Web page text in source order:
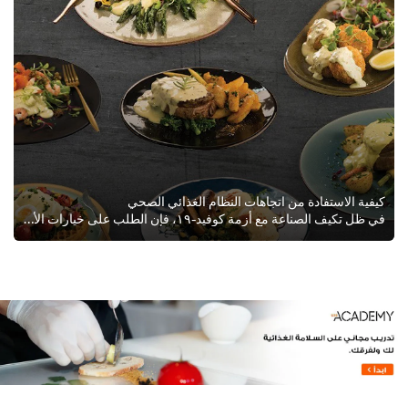
كيفية الاستفادة من اتجاهات النظام الغذائي الصحي
في ظل تكيف الصناعة مع أزمة كوفيد-١٩، فإن الطلب على خيارات الأكل الصحي تشجع المطاعم على اعادة تشكيل قوائمها في العالم العربي.